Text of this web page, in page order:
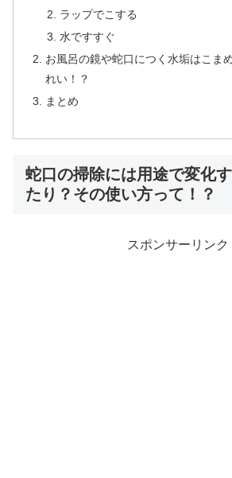
ラップでこする
水ですすぐ
お風呂の鏡や蛇口につく水垢はこま
れい！？
まとめ
蛇口の掃除には用途で変化
たり？その使い方って！？
スポンサーリンク